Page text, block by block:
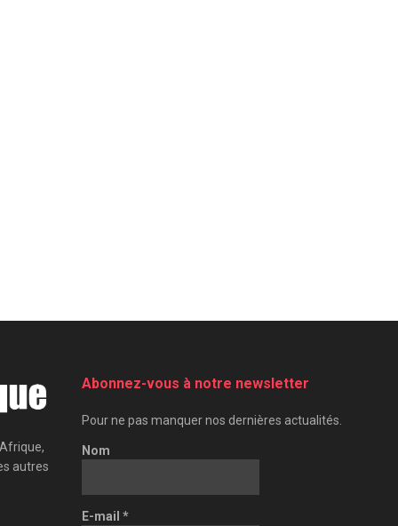
autres
Abonnez-vous à notre newsletter
Pour ne pas manquer nos dernières actualités.
Nom
E-mail *